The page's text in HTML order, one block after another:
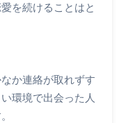
を続けることはと
か連絡が取れずす
環境で出会った人